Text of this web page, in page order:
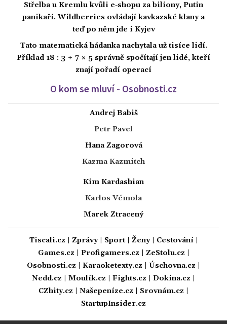
Střelba u Kremlu kvůli e-shopu za biliony, Putin
panikaří. Wildberries ovládají kavkazské klany a
teď po něm jde i Kyjev
Tato matematická hádanka nachytala už tisíce lidí.
Příklad 18 : 3 + 7 × 5 správně spočítají jen lidé, kteří
znají pořadí operací
O kom se mluví - Osobnosti.cz
Andrej Babiš
Petr Pavel
Hana Zagorová
Kazma Kazmitch
Kim Kardashian
Karlos Vémola
Marek Ztracený
Tiscali.cz Zprávy| Sport| Ženy| Cestování|
Games.cz
Profigamers.cz ZeStolu.cz
Osobnosti.cz
Karaoketexty.cz Úschovna.cz
Nedd.cz
Moulík.cz Fights.cz Dokina.cz
CZhity.cz
Našepeníze.cz Srovnám.cz
StartupInsider.cz